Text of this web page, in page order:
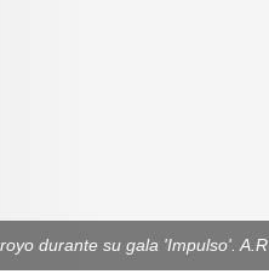
durante su gala 'Impulso'. A.R